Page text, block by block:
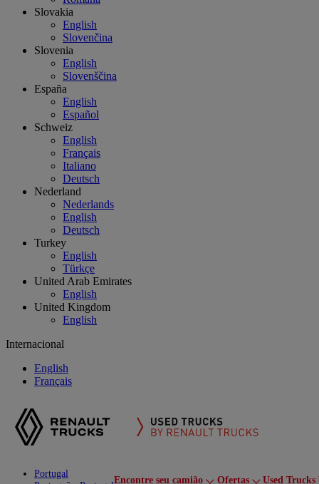
Slovakia
English
Slovenčina
Slovenia
English
Slovenščina
España
English
Español
Schweiz
English
Français
Italiano
Deutsch
Nederland
Nederlands
English
Deutsch
Turkey
English
Türkçe
United Arab Emirates
English
United Kingdom
English
Internacional
English
Français
Portugal
Encontre seu camião Ofertas Used